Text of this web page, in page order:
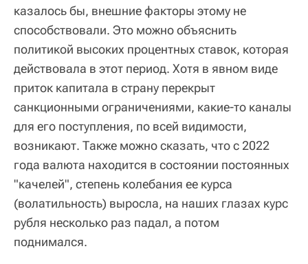
казалось бы, внешние факторы этому не
способствовали. Это можно объяснить
политикой высоких процентных ставок, которая
действовала в этот период. Хотя в явном виде
приток капитала в страну перекрыт
санкционными ограничениями, какие-то каналы
для его поступления, по всей видимости,
возникают. Также можно сказать, что с 2022
года валюта находится в состоянии постоянных
"качелей", степень колебания ее курса
(волатильность) выросла, на наших глазах курс
рубля несколько раз падал, а потом
поднимался.